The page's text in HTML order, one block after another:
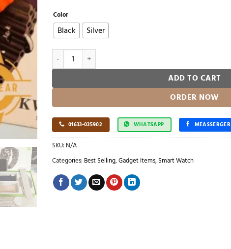
Color
Black Silver
KW2 max smart watch curve display quantity
ADD TO CART
ORDER NOW
01633-035902 WHATSAPP MEASSERGER
SKU: N/A
Categories: Best Selling,Gadget Items, Smart Watch